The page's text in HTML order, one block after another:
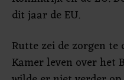
dit jaar de EU.
Rutte zei de zorgen te
Kamer leven over het